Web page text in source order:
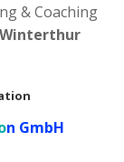
& Coaching
n GmbH